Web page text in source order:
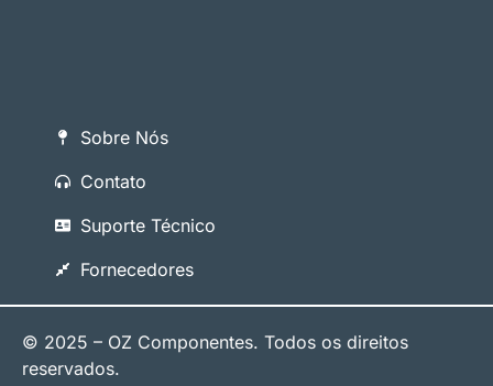
Sobre Nós
Contato
Suporte Técnico
Fornecedores
© 2025 – OZ Componentes. Todos os direitos
reservados.